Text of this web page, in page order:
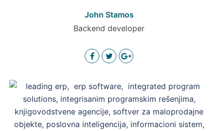
John Stamos
Backend developer